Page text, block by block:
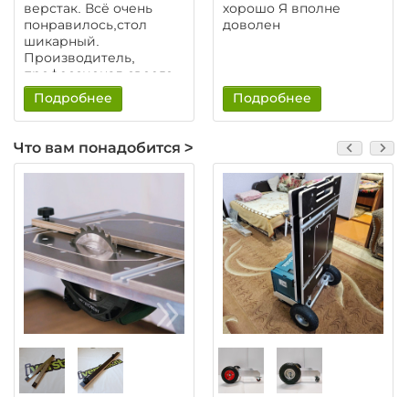
верстак. Всё очень
понравилось,стол
шикарный.
Производитель,
профессионал своего
дела! Общался с
руководителем
компании, он мне всё
рассказал и помог
выбрать комплектацию
под мои требования.
доволен!
Подробнее
хорошо Я вполне
доволен
Подробнее
Что вам понадобится >